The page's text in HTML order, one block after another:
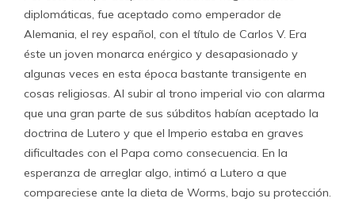
diplomáticas, fue aceptado como emperador de
Alemania, el rey español, con el título de Carlos V. Era
éste un joven monarca enérgico y desapasionado y
algunas veces en esta época bastante transigente en
cosas religiosas. Al subir al trono imperial vio con alarma
que una gran parte de sus súbditos habían aceptado la
doctrina de Lutero y que el Imperio estaba en graves
dificultades con el Papa como consecuencia. En la
esperanza de arreglar algo, intimó a Lutero a que
compareciese ante la dieta de Worms, bajo su protección.